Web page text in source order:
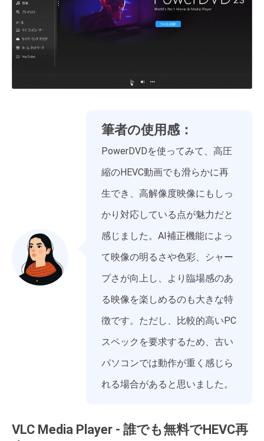
筆者の使用感：
PowerDVDを使ってみて、高圧
縮のHEVC動画でも滑らかに再
生でき、高解像度映像にもしっ
かり対応している点が魅力だと
感じました。AI補正機能によっ
て映像の明るさや色彩、シャー
プさが向上し、より臨場感のあ
る映像を楽しめるのも大きな特
徴です。ただし、比較的高いPC
スペックを要求するため、古い
パソコンでは動作が重く感じら
れる場合があると思いました。
VLC Media Player - 誰でも無料でHEVC再